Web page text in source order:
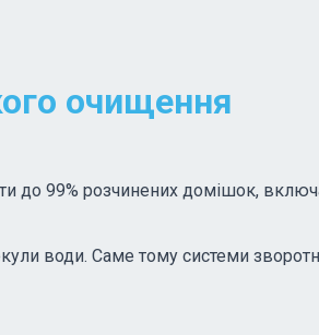
очищення
до 99% розчинених домішок,
води. Саме тому системи